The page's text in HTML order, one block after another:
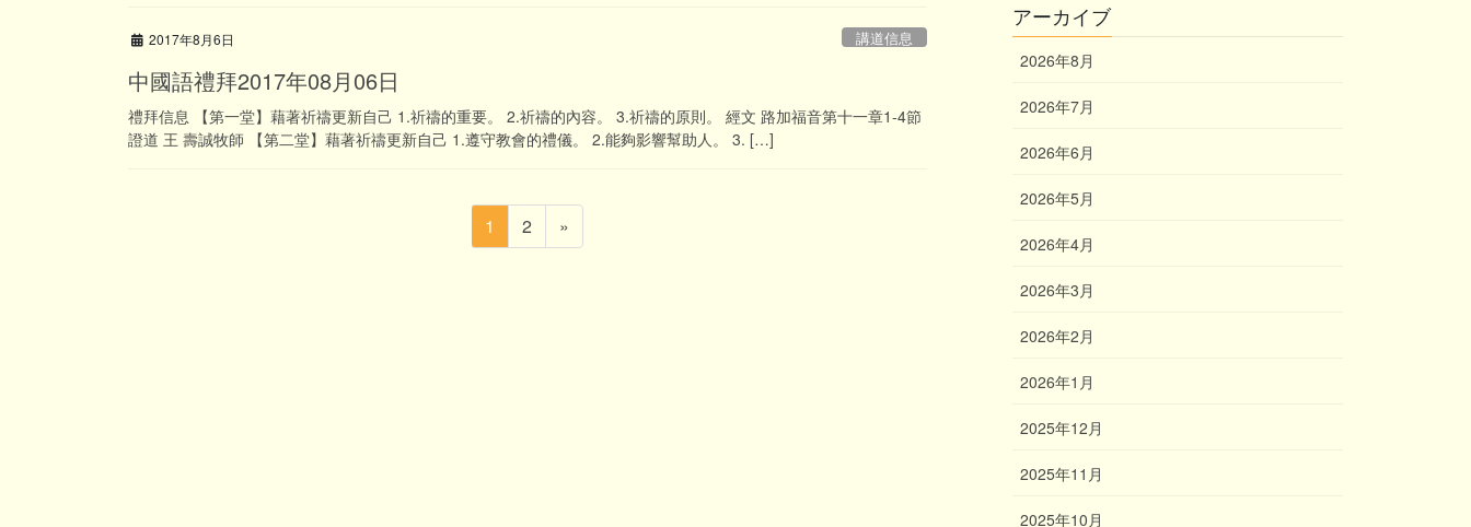
2017年8月6日 講道信息
中國語禮拜2017年08月06日
禮拜信息 【第一堂】藉著祈禱更新自己 1.祈禱的重要。 2.祈禱的內容。 3.祈禱的原則。 經文 路加福音第十一章1-4節
證道 王 壽誠牧師 【第二堂】藉著祈禱更新自己 1.遵守教會的禮儀。 2.能夠影響幫助人。 3. […]
固
定
1
固
定
2 »
アーカイブ
2026年8月
2026年7月
2026年6月
2026年5月
2026年4月
2026年3月
2026年2月
2026年1月
2025年12月
2025年11月
2025年10月